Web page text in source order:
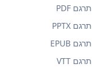
תרגם PDF
תרגם PPTX
תרגם EPUB
תרגם VTT